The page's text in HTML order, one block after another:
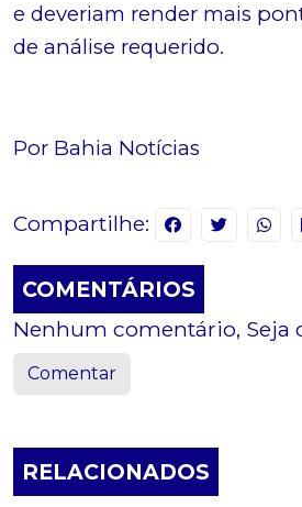
e deveriam render mais
de análise requerido.
Por Bahia Notícias
Compartilhe:
COMENTÁRIOS
Nenhum comentário, Seja
Comentar
RELACIONADOS